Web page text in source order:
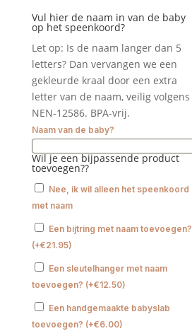
Vul hier de naam in van de baby
op het speenkoord?
Let op: Is de naam langer dan 5
letters? Dan vervangen we een
gekleurde kraal door een extra
letter van de naam, veilig volgens
NEN-12586. BPA-vrij.
Naam van de baby?
Wil je een bijpassende product
toevoegen??
Nee, ik wil alleen het speenkoord
met naam
Een bijtring met naam toevoegen?
(+€21.95)
Een sleutelhanger met naam
toevoegen? (+€12.50)
Een handgemaakte babyslab
toevoegen? (+€6.00)